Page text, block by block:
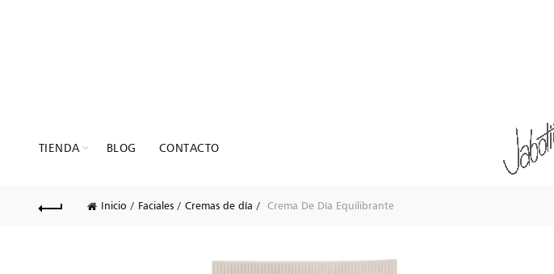
TIENDA BLOG CONTACTO
Inicio Faciales Cremas de día Crema De Día Equilibrante